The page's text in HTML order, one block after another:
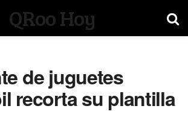
QRoo Hoy
de juguetes
recorta su plantilla